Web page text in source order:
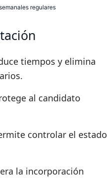
regulares
tiempos y elimina
al candidato
controlar el estado
la incorporación